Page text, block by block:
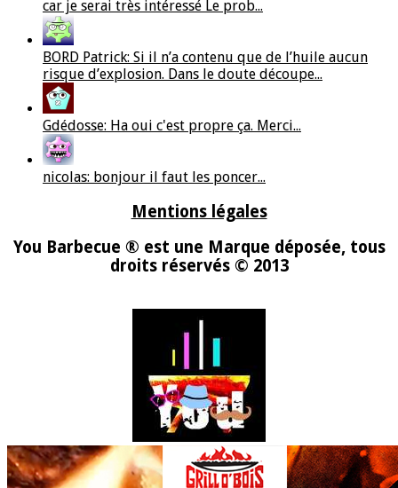
car je serai très intéressé Le prob...
BORD Patrick: Si il n’a contenu que de l’huile aucun
risque d’explosion. Dans le doute découpe...
Gdédosse: Ha oui c'est propre ça. Merci...
nicolas: bonjour il faut les poncer...
Mentions légales
You Barbecue ® est une Marque déposée, tous
droits réservés © 2013